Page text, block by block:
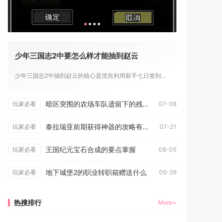
少年三国志2中要怎么样才能抽到赵云
少年三国志2中抽到赵云的核心是优先利用新手七日签到免费获取，...
玩家必看 暗区突围的农场车队遗留下的残骸在哪儿 07-08
玩家必看 泰拉瑞亚前期获得神器的攻略有哪些 07-21
玩家必看 王国纪元宝石合成的要点掌握 08-05
玩家必看 地下城堡2的职业转职箱赠送什么 05-29
热搜排行 More+